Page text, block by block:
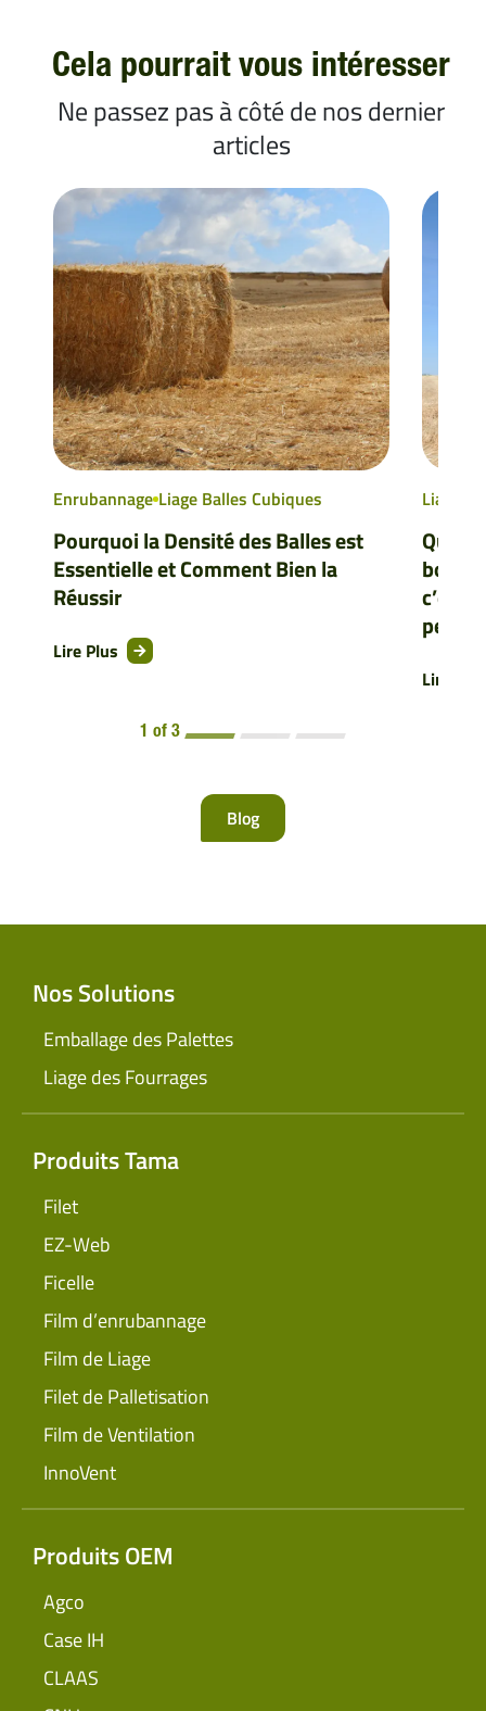
Cela pourrait vous intéresser
Ne passez pas à côté de nos dernier
articles
Enrubannage Liage Balles Cubiques
Pourquoi la Densité des Balles est
Essentielle et Comment Bien la
Réussir
Lire Plus
Liage
c’est
Lire Plus
1 of 3
Blog
Nos Solutions
Emballage des Palettes
Liage des Fourrages
Produits Tama
Filet
EZ-Web
Ficelle
Film d’enrubannage
Film de Liage
Filet de Palletisation
Film de Ventilation
InnoVent
Produits OEM
Agco
Case IH
CLAAS